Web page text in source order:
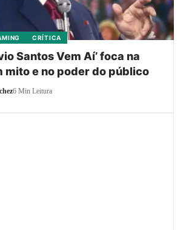
CRÍTICA
Santos Vem Aí’ foca na
mito e no poder do público
6 Min Leitura